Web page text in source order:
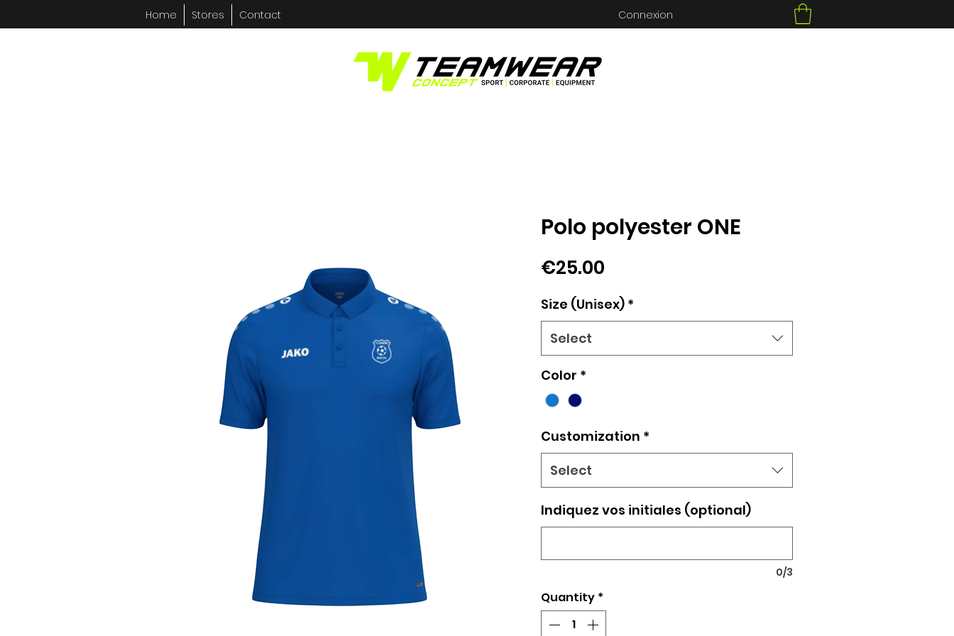
Home Stores Contact Connexion
Polo polyester ONE
€25.00
Size (Unisex) *
Select
Color *
Customization *
Select
Indiquez vos initiales (optional)
0/3
Quantity *